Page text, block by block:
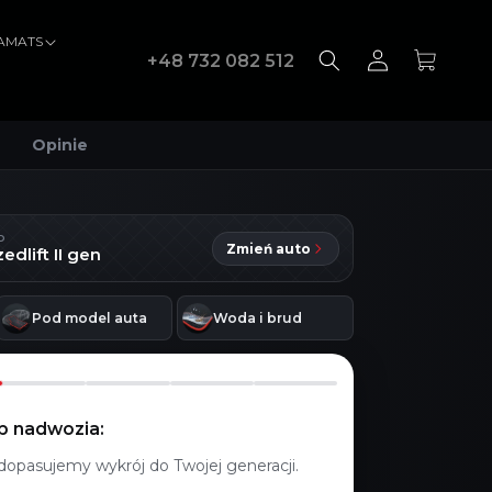
+48 732 082 512
Zaloguj
Koszyk
Opinie
II gen Zmień auto
Pod model auta Woda i brud
nadwozia:
wykrój do Twojej generacji.